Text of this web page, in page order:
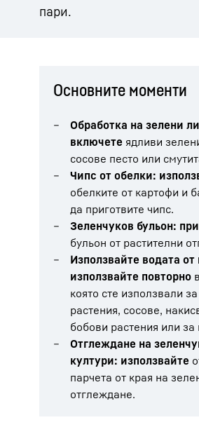
пари.
Основните моменти
Обработка на зелени
включете ядливи
сосове песто или
Чипс от обелки:
обелките от картофи и
да приготвите чипс.
Зеленчуков бульон:
бульон от растителни
Използвайте водата от
използвайте повторно
която сте използвали
растения, сосове,
бобови растения или за
Отглеждане на
култури: използвайте
парчета от края на
отглеждане.